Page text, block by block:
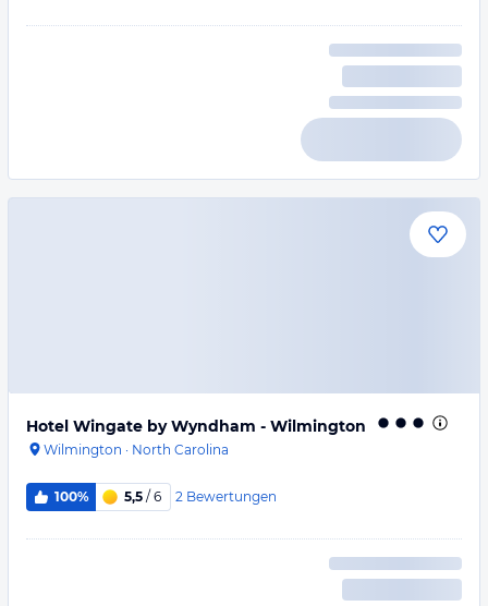
Hotel Wingate by Wyndham - Wilmington
Wilmington · North Carolina
100% 5,5 / 6 2 Bewertungen